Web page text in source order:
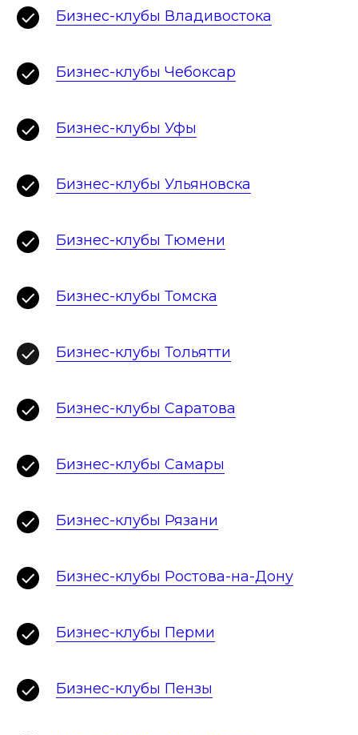
Бизнес-клубы Владивостока
Бизнес-клубы Чебоксар
Бизнес-клубы Уфы
Бизнес-клубы Ульяновска
Бизнес-клубы Тюмени
Бизнес-клубы Томска
Бизнес-клубы Тольятти
Бизнес-клубы Саратова
Бизнес-клубы Самары
Бизнес-клубы Рязани
Бизнес-клубы Ростова-на-Дону
Бизнес-клубы Перми
Бизнес-клубы Пензы